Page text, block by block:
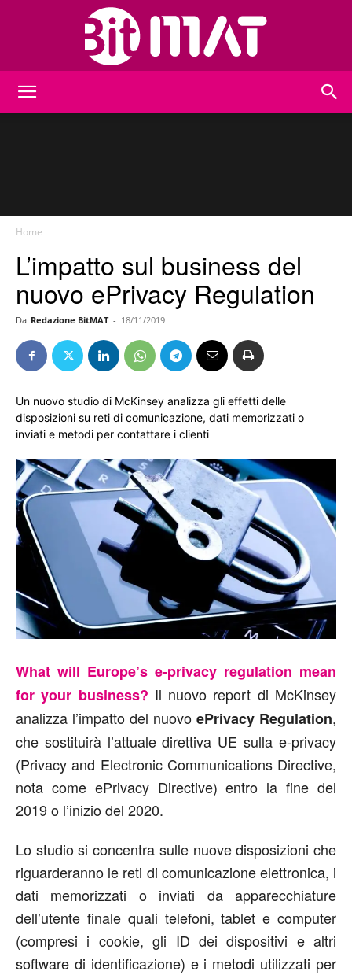
Home
L’impatto sul business del
nuovo ePrivacy Regulation
Da Redazione BitMAT - 18/11/2019
Un nuovo studio di McKinsey analizza gli effetti delle
disposizioni su reti di comunicazione, dati memorizzati o
inviati e metodi per contattare i clienti
What will Europe’s e-privacy regulation mean
for your business? Il nuovo report di McKinsey
analizza l’impatto del nuovo ePrivacy Regulation,
che sostituirà l’attuale direttiva UE sulla e-privacy
(Privacy and Electronic Communications Directive,
nota come ePrivacy Directive) entro la fine del
2019 o l’inizio del 2020.
Lo studio si concentra sulle nuove disposizioni che
riguarderanno le reti di comunicazione elettronica, i
dati memorizzati o inviati da apparecchiature
dell’utente finale quali telefoni, tablet e computer
(compresi i cookie, gli ID dei dispositivi e altri
software di identificazione) e i metodi utilizzati per